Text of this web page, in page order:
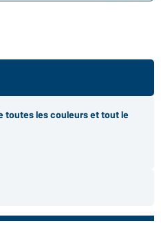
toutes les couleurs et tout le